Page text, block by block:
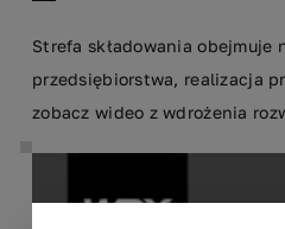
Strefa składowania obejmuje
przedsiębiorstwa, realizacja
zobacz wideo z wdrożenia